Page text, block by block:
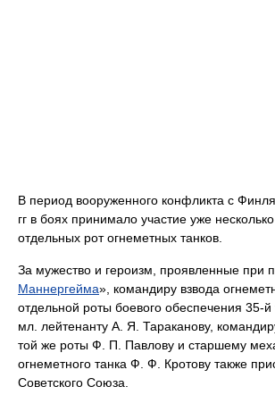
В период вооруженного конфликта с
гг в боях принимало участие уже
отдельных рот огнеметных танков.
За мужество и героизм, проявленные при
Маннергейма», командиру взвода
отдельной роты боевого обеспечения 35-й
мл. лейтенанту А. Я. Тараканову,
той же роты Ф. П. Павлову и старшему
огнеметного танка Ф. Ф. Кротову также
Советского Союза.